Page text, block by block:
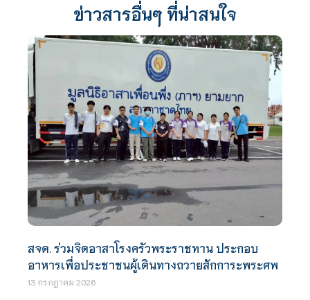
ข่าวสารอื่นๆ ที่น่าสนใจ
สจด. ร่วมจิตอาสาโรงครัวพระราชทาน ประกอบ
อาหารเพื่อประชาชนผู้เดินทางถวายสักการะพระศพ
13 กรกฎาคม 2026